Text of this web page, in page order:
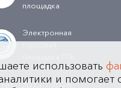
площадка
Электронная
торговая
2013 - 2026
использовать
и помогает